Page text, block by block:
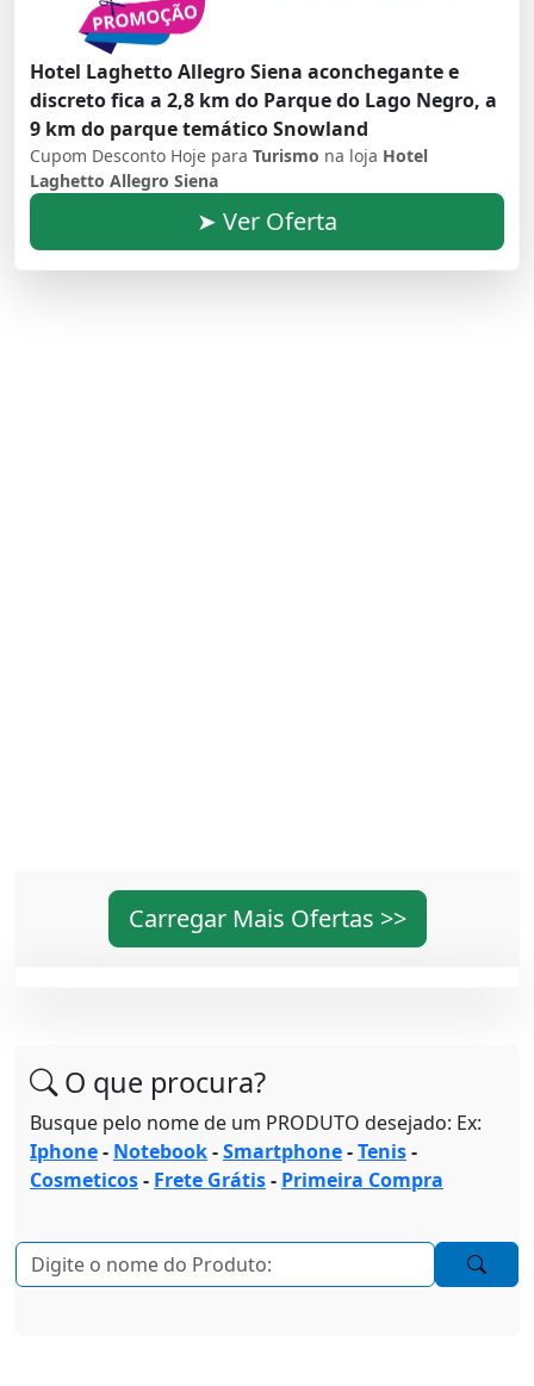
Hotel Laghetto Allegro Siena aconchegante e
discreto fica a 2,8 km do Parque do Lago Negro, a
9 km do parque temático Snowland
Cupom Desconto Hoje para Turismo na loja Hotel
Laghetto Allegro Siena
➤ Ver Oferta
Carregar Mais Ofertas >>
O que procura?
Busque pelo nome de um PRODUTO desejado: Ex:
Iphone- Notebook-Smartphone-Tenis-
Cosmeticos- Frete Grátis- Primeira Compra